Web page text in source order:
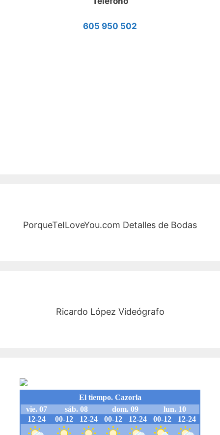
605 950 502
PorqueTeILoveYou.com Detalles de Bodas
Ricardo López Videógrafo